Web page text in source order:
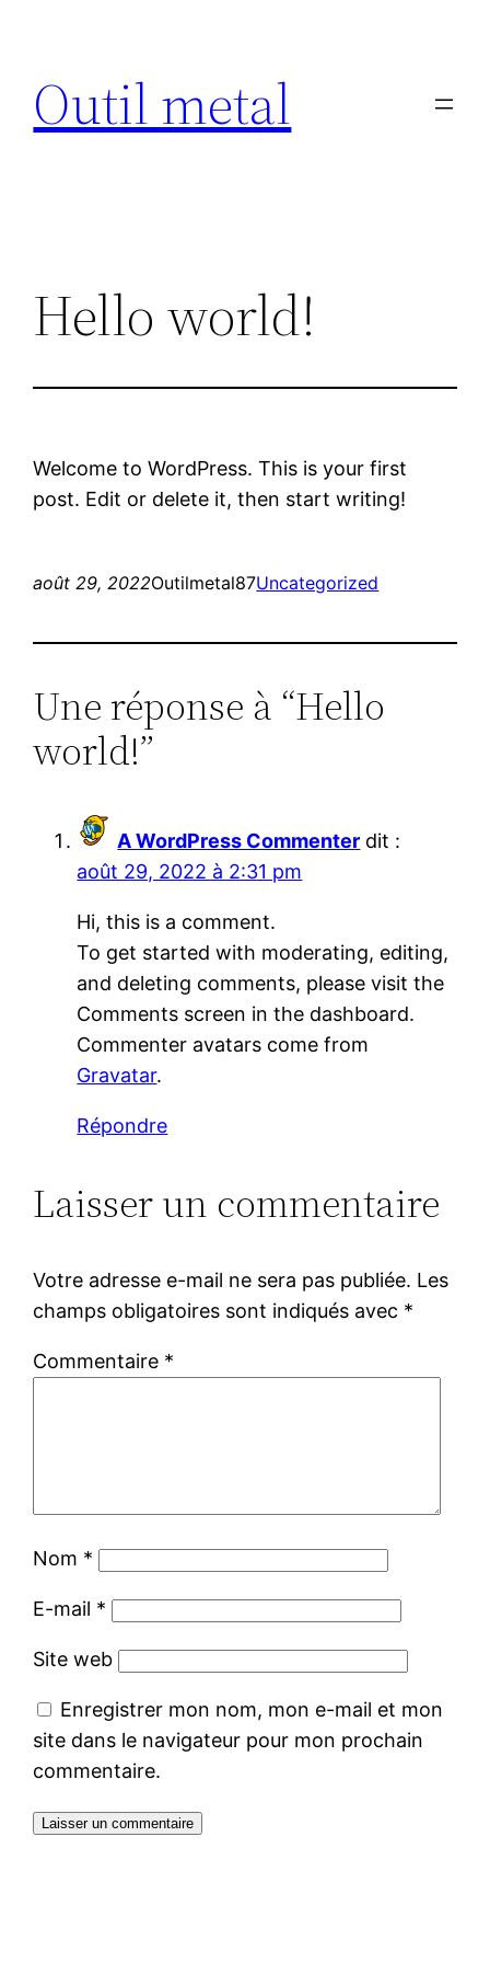
contenu
Outil metal
Hello world!
Welcome to WordPress. This is your first
post. Edit or delete it, then start writing!
août 29, 2022Outilmetal87Uncategorized
Une réponse à “Hello
world!”
A WordPress Commenter dit :
août 29, 2022 à 2:31 pm
Hi, this is a comment.
To get started with moderating, editing,
and deleting comments, please visit the
Comments screen in the dashboard.
Commenter avatars come from
Gravatar.
Répondre
Laisser un commentaire
Votre adresse e-mail ne sera pas publiée. Les
champs obligatoires sont indiqués avec *
Commentaire *
Nom *
E-mail *
Site web
Enregistrer mon nom, mon e-mail et mon
site dans le navigateur pour mon prochain
commentaire.